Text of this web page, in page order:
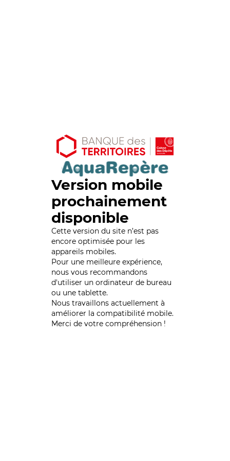
Version mobile
prochainement
disponible
Cette version du site n’est pas
encore optimisée pour les
appareils mobiles.
Pour une meilleure expérience,
nous vous recommandons
d'utiliser un ordinateur de bureau
ou une tablette.
Nous travaillons actuellement à
améliorer la compatibilité mobile.
Merci de votre compréhension !